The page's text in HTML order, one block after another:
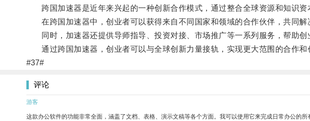
跨国加速器是近年来兴起的一种创新合作模式，通过整合全球资源和知识资
在跨国加速器中，创业者可以获得来自不同国家和领域的合作伙伴，共同解
同时，加速器还提供导师指导、投资对接、市场推广等一系列服务，帮助创
通过跨国加速器，创业者可以与全球创新力量接轨，实现更大范围的合作和
#37#
评论
游客
这款办公软件的功能非常全面，涵盖了文档、表格、演示文稿等各个方面。我可以使用它来完成日常办公的所